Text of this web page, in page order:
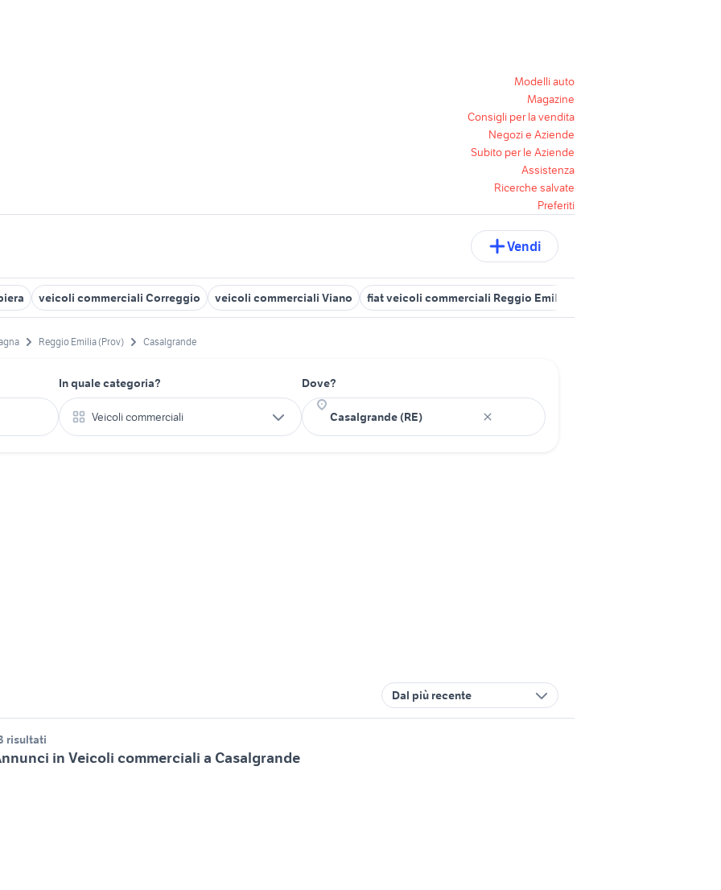
Modelli auto
Magazine
Consigli per la vendita
Negozi e Aziende
Subito per le Aziende
Assistenza
Ricerche salvate
Preferiti
Vendi
veicoli commerciali Correggio veicoli commerciali Viano fiat veicoli commerciali Reggio Emilia provincia
Reggio Emilia (Prov) Casalgrande
In quale categoria?
Veicoli commerciali
Dove?
Dal più recente
risultati
in Veicoli commerciali a Casalgrande